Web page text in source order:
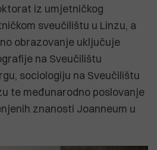
iz umjetničkog
sveučilištu u Linzu, a
obrazovanje uključuje
na Sveučilištu
sociologiju na Sveučilištu
te međunarodno poslovanje
znanosti Joanneum u